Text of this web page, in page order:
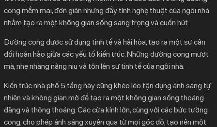
cong mềm mại, đơn giản nhưng đầy tính nghệ thuật của ngôi nhà
nhằm tạo ra một không gian sống sang trọng và cuốn hút.
Đường cong được sử dụng tinh tế và hài hòa, tạo ra một sự cân
đối hoàn hảo giữa các yếu tố kiến trúc. Những đường cong mượt
mà, nhẹ nhàng nâng niu và tôn lên sự tinh tế của ngôi nhà.
Kiến trúc nhà phố 5 tầng này cũng khéo léo tận dụng ánh sáng tự
nhiên và không gian mở để tạo ra một không gian sống thoáng
đãng và thông thoáng. Các cửa kính lớn, cùng với các bức tường
cong, cho phép ánh sáng xuyên qua từ mọi góc độ, tạo nên một